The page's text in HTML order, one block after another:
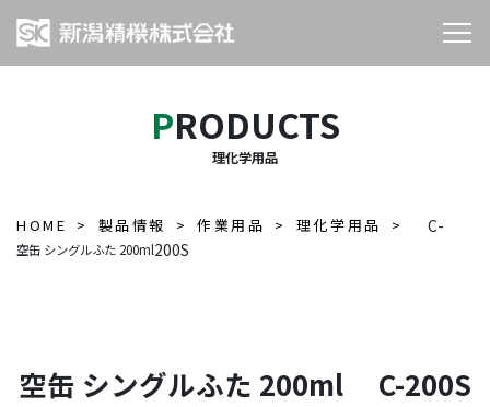
PRODUCTS
理化学用品
HOME 製品情報 作業用品 理化学用品
空缶 シングルふた 200ml
C-
200S
空缶 シングルふた 200ml C-200S